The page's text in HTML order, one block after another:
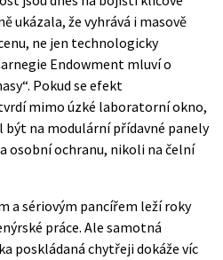
ukázala, že vyhrává i masově
ne jen technologicky
Endowment mluví o
Pokud se efekt
mimo úzké laboratorní okno,
být na modulární přídavné panely
osobní ochranu, nikoli na čelní
a sériovým pancířem leží roky
práce. Ale samotná
poskládaná chytřeji dokáže víc